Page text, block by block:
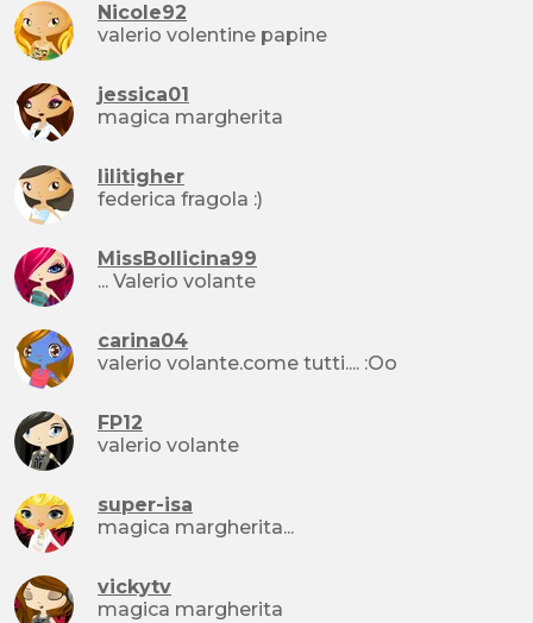
Nicole92
valerio volentine papine
jessica01
magica margherita
lilitigher
federica fragola :)
MissBollicina99
... Valerio volante
carina04
valerio volante.come tutti.... :Oo
FP12
valerio volante
super-isa
magica margherita...
vickytv
magica margherita